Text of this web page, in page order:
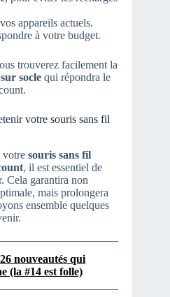
appareils actuels.
à votre budget.
trouverez facilement la
socle qui répondra le
votre souris sans fil
votre souris sans fil
, il est essentiel de
Cela garantira non
mais prolongera
ensemble quelques
nouveautés qui
(la #14 est folle)